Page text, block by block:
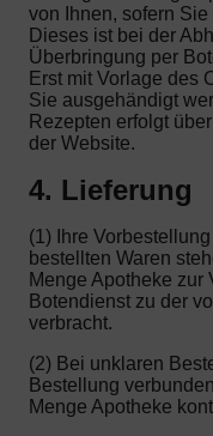
von Ihnen, sofern
Dieses ist bei der
Überbringung per
Erst mit Vorlage des
Sie ausgehändigt
Rezepten erfolgt
der Website.
4. Lieferung
(1) Ihre
bestellten Waren
Menge Apotheke zur
Botendienst zu der
verbracht.
(2) Bei unklaren
Bestellung
Menge Apotheke